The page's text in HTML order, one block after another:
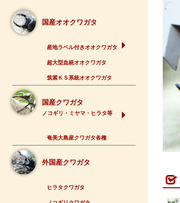
国産オオクワガタ
産地ラベル付きオオクワガタ
超大型血統オオクワガタ
筑紫ＫＳ系統オオクワガタ
国産クワガタ
ノコギリ・ミヤマ・ヒラタ等
奄美大島産クワガタ各種
外国産クワガタ
ヒラタクワガタ